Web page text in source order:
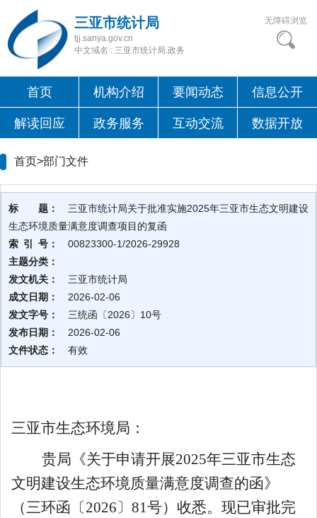
三亚市统计局
tjj.sanya.gov.cn
中文域名 : 三亚市统计局.政务
无障碍浏览
首页 机构介绍 要闻动态 信息公开
解读回应 政务服务 互动交流 数据开放
首页>部门文件
标 题：
三亚市统计局关于批准实施2025年三亚市生态文明建设
生态环境质量满意度调查项目的复函
索 引 号：
00823300-1/2026-29928
主题分类：
发文机关：
三亚市统计局
成文日期：
2026-02-06
发文字号：
三统函〔2026〕10号
发布日期：
2026-02-06
文件状态：
有效
三亚市生态环境局：
贵局《关于申请开展2025年三亚市生态
文明建设生态环境质量满意度调查的函》
（三环函〔2026〕 81号）收悉。现已审批完